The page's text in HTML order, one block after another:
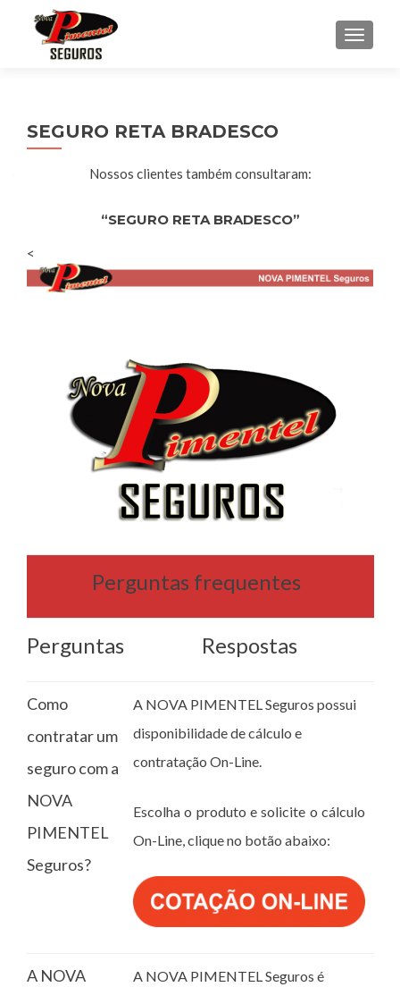
SEGURO RETA BRADESCO
Nossos clientes também consultaram:
“SEGURO RETA BRADESCO”
<
Perguntas frequentes
Perguntas Respostas
Como
contratar um
seguro com a
NOVA
PIMENTEL
Seguros?
A NOVA PIMENTEL Seguros possui
disponibilidade de cálculo e
contratação On-Line.
Escolha o produto e solicite o cálculo
On-Line, clique no botão abaixo:
A NOVA
A NOVA PIMENTEL Seguros é